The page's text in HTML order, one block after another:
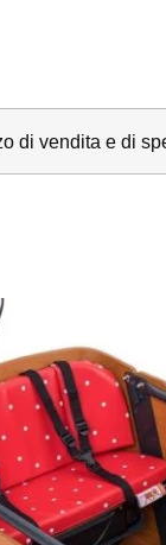
di vendita e di